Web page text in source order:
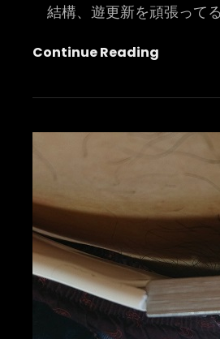
結構、遊更新を頑張っ
Continue Reading
打
ク